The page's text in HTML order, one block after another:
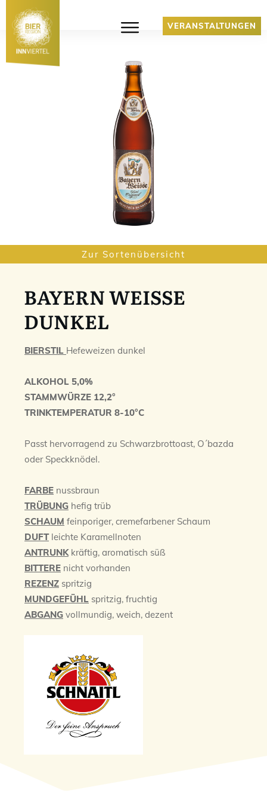
VERANSTALTUNGEN
Zur Sortenübersicht
BAYERN WEISSE
DUNKEL
BIERSTIL Hefeweizen dunkel
ALKOHOL 5,0%
STAMMWÜRZE 12,2°
TRINKTEMPERATUR 8-10°C
Passt hervorragend zu Schwarzbrottoast, O´bazda
oder Speckknödel.
FARBE nussbraun
TRÜBUNG hefig trüb
SCHAUM feinporiger, cremefarbener Schaum
DUFTleichte Karamellnoten
ANTRUNKkräftig, aromatisch süß
BITTERE nicht vorhanden
REZENZ spritzig
MUNDGEFÜHL spritzig, fruchtig
ABGANG vollmundig, weich, dezent